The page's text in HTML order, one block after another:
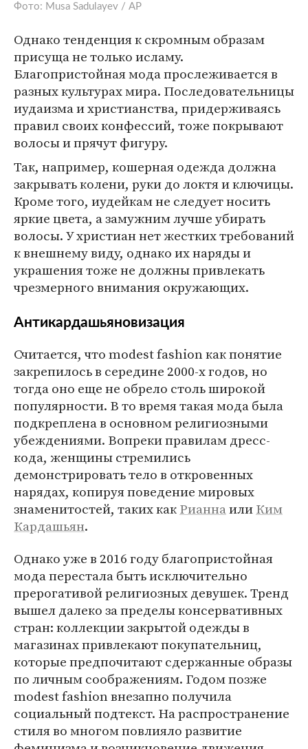
Фото: Musa Sadulayev / АР
Однако тенденция к скромным образам
присуща не только исламу.
Благопристойная мода прослеживается в
разных культурах мира. Последовательницы
иудаизма и христианства, придерживаясь
правил своих конфессий, тоже покрывают
волосы и прячут фигуру.
Так, например, кошерная одежда должна
закрывать колени, руки до локтя и ключицы.
Кроме того, иудейкам не следует носить
яркие цвета, а замужним лучше убирать
волосы. У христиан нет жестких требований
к внешнему виду, однако их наряды и
украшения тоже не должны привлекать
чрезмерного внимания окружающих.
Антикардашьяновизация
Считается, что modest fashion как понятие
закрепилось в середине 2000-х годов, но
тогда оно еще не обрело столь широкой
популярности. В то время такая мода была
подкреплена в основном религиозными
убеждениями. Вопреки правилам дресс-
кода, женщины стремились
демонстрировать тело в откровенных
нарядах, копируя поведение мировых
знаменитостей, таких какРианнаилиКим
Кардашьян.
Однако уже в 2016 году благопристойная
мода перестала быть исключительно
прерогативой религиозных девушек. Тренд
вышел далеко за пределы консервативных
стран: коллекции закрытой одежды в
магазинах привлекают покупательниц,
которые предпочитают сдержанные образы
по личным соображениям. Годом позже
modest fashion внезапно получила
социальный подтекст. На распространение
стиля во многом повлияло развитие